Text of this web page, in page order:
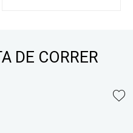
DE CORRER